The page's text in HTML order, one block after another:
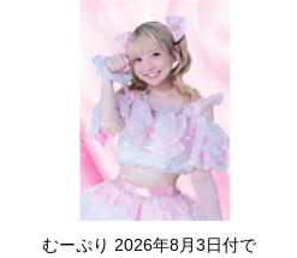
むーぷり 2026年8月3日付で